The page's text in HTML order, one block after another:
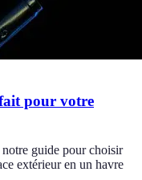
pour votre
guide pour choisir
extérieur en un havre